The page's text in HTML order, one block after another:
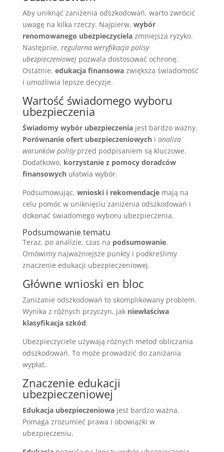
Aby uniknąć zaniżenia odszkodowań, warto zwrócić
uwagę na kilka rzeczy. Najpierw, wybór
renomowanego ubezpieczycielazmniejsza ryzyko.
Następnie, regularna weryfikacja polisy
ubezpieczeniowejpozwala dostosować ochronę.
Ostatnie, edukacja finansowazwiększa świadomość
i umożliwia lepsze decyzje.
Wartość świadomego wyboru
ubezpieczenia
Świadomy wybór ubezpieczeniajest bardzo ważny.
Porównanie ofert ubezpieczeniowychi analiza
warunków polisyprzed podpisaniem są kluczowe.
Dodatkowo, korzystanie z pomocy doradców
finansowychułatwia wybór.
Podsumowując, wnioski i rekomendacjemają na
celu pomóc w uniknięciu zaniżenia odszkodowań i
dokonać świadomego wyboru ubezpieczenia.
Podsumowanie tematu
Teraz, po analizie, czas na podsumowanie.
Omówimy najważniejsze punkty i podkreślimy
znaczenie edukacji ubezpieczeniowej.
Główne wnioski en bloc
Zaniżanie odszkodowań to skomplikowany problem.
Wynika z różnych przyczyn, jak niewłaściwa
klasyfikacja szkód.
Ubezpieczyciele używają różnych metod obliczania
odszkodowań. To może prowadzić do zaniżania
wypłat.
Znaczenie edukacji
ubezpieczeniowej
Edukacja ubezpieczeniowajest bardzo ważna.
Pomaga zrozumieć prawa i obowiązki w
ubezpieczeniu.